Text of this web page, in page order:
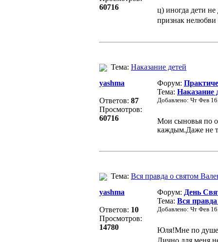
60716
ц) иногда дети
признак
Тема: Наказание детей
yashma
Ответов: 87
Просмотров:
60716
Форум:
Тема: Наказание
Добавлено: Чт Фев
Мои сыновья по
каждым.Даже не
Тема: Вся правда о святом
yashma
Ответов: 10
Просмотров:
14780
Форум: День
Тема: Вся
Добавлено: Чт Фев
Юля!Мне по душе
Лично для